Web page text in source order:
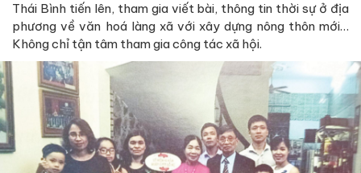
Thái Bình tiến lên, tham gia viết bài, thông tin thời sự ở địa
phương về văn hoá làng xã với xây dựng nông thôn mới…
Không chỉ tận tâm tham gia công tác xã hội.